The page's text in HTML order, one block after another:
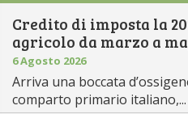
Credito di imposta la
agricolo da marzo a
6 Agosto 2026
Arriva una boccata
comparto primario italiano,...